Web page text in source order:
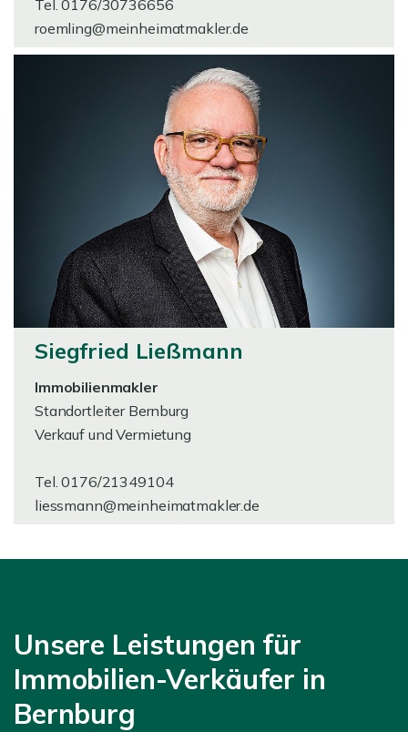
Tel. 0176/30736656
roemling@meinheimatmakler.de
Siegfried Ließmann
Immobilienmakler
Standortleiter Bernburg
Verkauf und Vermietung
Tel. 0176/21349104
liessmann@meinheimatmakler.de
Unsere Leistungen für
Immobilien-Verkäufer in
Bernburg